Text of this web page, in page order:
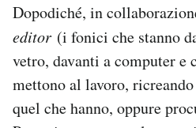
Dopodiché, in
editor (i fonici che stanno
vetro, davanti a computer
mettono al lavoro,
quel che hanno, oppure